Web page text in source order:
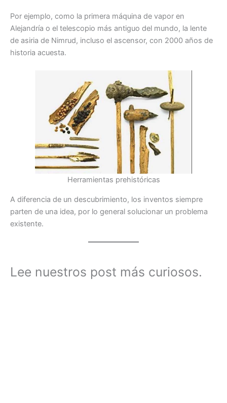
Por ejemplo, como la primera máquina de vapor en
Alejandría o el telescopio más antiguo del mundo, la lente
de asiria de Nimrud, incluso el ascensor, con 2000 años de
historia acuesta.
Herramientas prehistóricas
A diferencia de un descubrimiento, los inventos siempre
parten de una idea, por lo general solucionar un problema
existente.
Lee nuestros post más curiosos.